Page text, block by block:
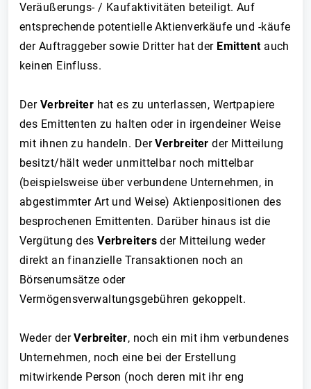
Veräußerungs- / Kaufaktivitäten beteiligt. Auf
entsprechende potentielle Aktienverkäufe und -käufe
der Auftraggeber sowie Dritter hat der Emittentauch
keinen Einfluss.
Der Verbreiter hat es zu unterlassen, Wertpapiere
des Emittenten zu halten oder in irgendeiner Weise
mit ihnen zu handeln. DerVerbreiter der Mitteilung
besitzt/hält weder unmittelbar noch mittelbar
(beispielsweise über verbundene Unternehmen, in
abgestimmter Art und Weise) Aktienpositionen des
besprochenen Emittenten. Darüber hinaus ist die
Vergütung desVerbreiters der Mitteilung weder
direkt an finanzielle Transaktionen noch an
Börsenumsätze oder
Vermögensverwaltungsgebühren gekoppelt.
Weder derVerbreiter, noch ein mit ihm verbundenes
Unternehmen, noch eine bei der Erstellung
mitwirkende Person (noch deren mit ihr eng